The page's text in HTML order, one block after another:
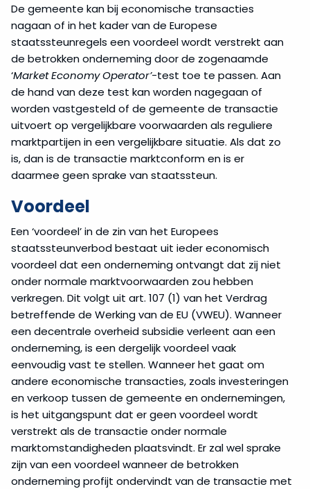
De gemeente kan bij economische transacties
nagaan of in het kader van de Europese
staatssteunregels een voordeel wordt verstrekt aan
de betrokken onderneming door de zogenaamde
‘Market Economy Operator’-test toe te passen. Aan
de hand van deze test kan worden nagegaan of
worden vastgesteld of de gemeente de transactie
uitvoert op vergelijkbare voorwaarden als reguliere
marktpartijen in een vergelijkbare situatie. Als dat zo
is, dan is de transactie marktconform en is er
daarmee geen sprake van staatssteun.
Voordeel
Een ‘voordeel’ in de zin van het Europees
staatssteunverbod bestaat uit ieder economisch
voordeel dat een onderneming ontvangt dat zij niet
onder normale marktvoorwaarden zou hebben
verkregen. Dit volgt uit art. 107 (1) van het Verdrag
betreffende de Werking van de EU (VWEU). Wanneer
een decentrale overheid subsidie verleent aan een
onderneming, is een dergelijk voordeel vaak
eenvoudig vast te stellen. Wanneer het gaat om
andere economische transacties, zoals investeringen
en verkoop tussen de gemeente en ondernemingen,
is het uitgangspunt dat er geen voordeel wordt
verstrekt als de transactie onder normale
marktomstandigheden plaatsvindt. Er zal wel sprake
zijn van een voordeel wanneer de betrokken
onderneming profijt ondervindt van de transactie met